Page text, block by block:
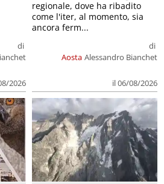
di
2026
Aosta
di
Alessandro Bianchet
il 06/08/2026
regionale, dove ha ribadito
come l'iter, al momento, sia
ancora ferm...